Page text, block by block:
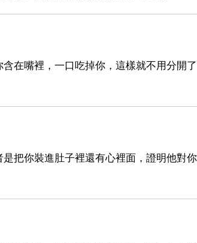
在嘴裡，一口吃掉你，這樣就不用分開
把你裝進肚子裡還有心裡面，證明他對